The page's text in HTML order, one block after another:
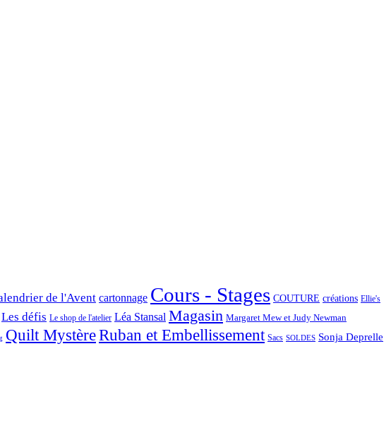
de l'Avent cartonnage Cours - Stages COUTURE créations Ellie's
Les défis Le shop de l'atelier Léa Stansal Magasin Margaret Mew et Judy Newman
Quilt MystèreRuban et Embellissement Sacs SOLDES Sonja Deprelle